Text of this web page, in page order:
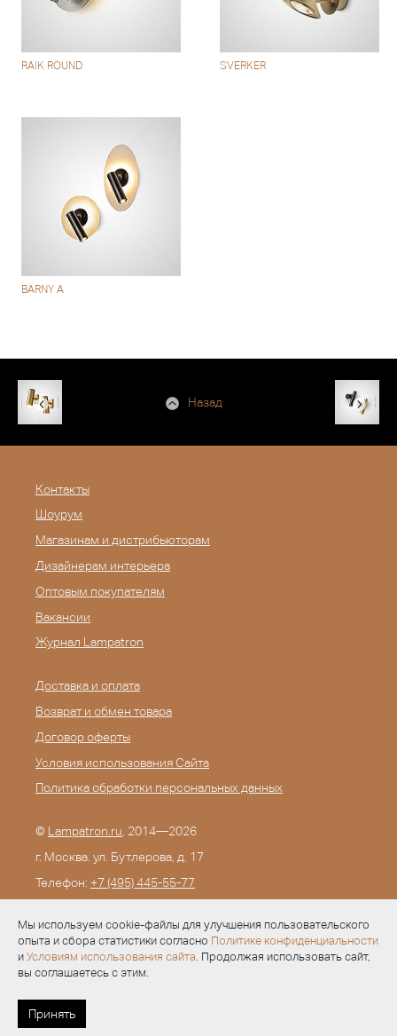
Мы используем cookie-файлы для улучшения пользовательского
опыта и сбора статистики согласно Политике конфиденциальности
и Условиям использования сайта. Продолжая использовать сайт,
вы соглашаетесь с этим.
Принять
RAIK ROUND SVERKER
BARNY A
Назад
Контакты
Шоурум
Магазинам и дистрибьюторам
Дизайнерам интерьера
Оптовым покупателям
Вакансии
Журнал Lampatron
Доставка и оплата
Возврат и обмен товара
Договор оферты
Условия использования Сайта
Политика обработки персональных данных
© Lampatron.ru, 2014—2026
г. Москва. ул. Бутлерова, д. 17
Телефон: +7 (495) 445-55-77
Разработка —Evid.ru